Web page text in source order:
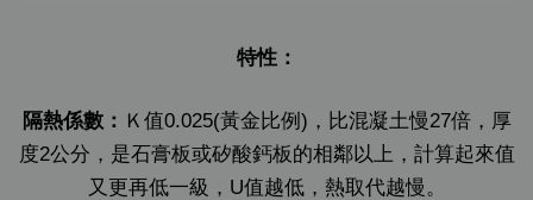
特性：
隔熱係數： Ｋ值0.025(黃金比例)，比混凝土慢27倍，厚
度2公分， 是石膏板或矽酸鈣板的相鄰以上，計算起來值
又更再低一級， U值越低，熱取代越慢。